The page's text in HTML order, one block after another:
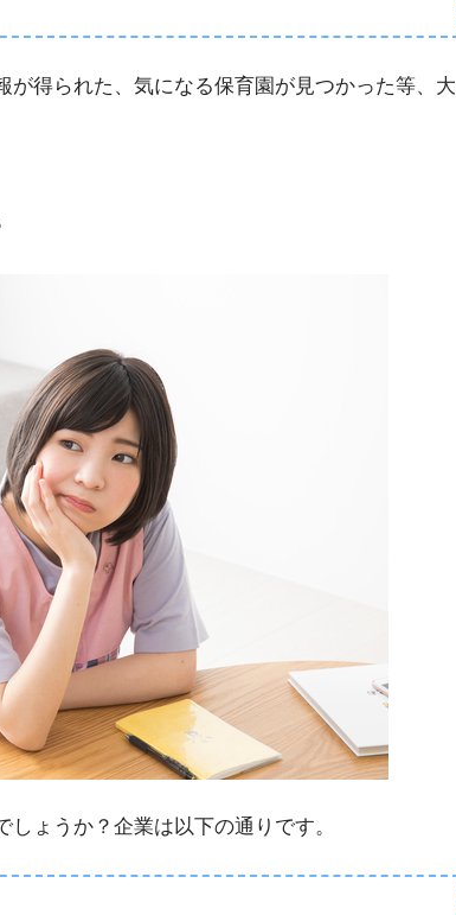
が得られた、気になる保育園が見つかった等、大
ょうか？企業は以下の通りです。